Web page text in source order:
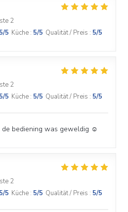
2
5/5 Küche : 5/5 Qualität / Preis : 5/5
2
5/5 Küche : 5/5 Qualität / Preis : 5/5
de bediening was geweldig ☺️
2
5/5 Küche : 5/5 Qualität / Preis : 5/5